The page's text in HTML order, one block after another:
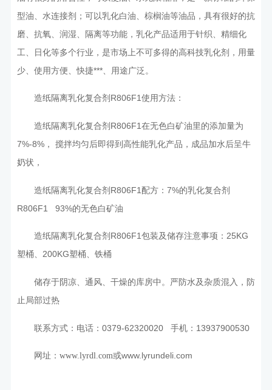
型油、水连接剂；可以乳化白油、棕榈油等油品，具有很好的抗
磨、抗氧、润湿、隔离等功能，乳化产品适用于针织、精细化
工、日化等多个行业，是市场上不可多得的高科技乳化剂，用量
少、使用方便、快捷***、用途广泛。
造纸隔离乳化复合剂R806F1使用方法：
造纸隔离乳化复合剂R806F1在无色白矿油里的添加量为
7%-8%， 搅拌均匀后即得到高性能乳化产品，成品加水后呈牛
奶状，
造纸隔离乳化复合剂R806F1配方：7%的乳化复合剂
R806F1 93%的无色白矿油
造纸隔离乳化复合剂R806F1包装及储存注意事项：25KG
塑桶、200KG塑桶、铁桶
储存于阴凉、通风、干燥的库房中。严防水及杂质混入，防
止局部过热
联系方式：电话：0379-62320020 手机：13937900530
网址： www.lyrdl.com或www.lyrundeli.com